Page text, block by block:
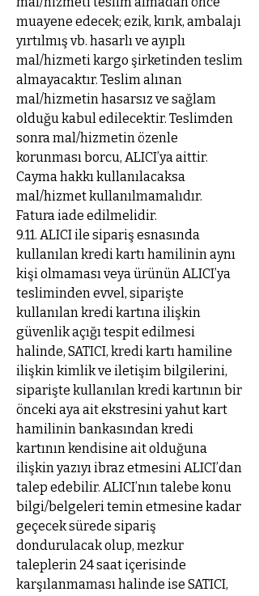
muayene edecek; ezik, kırık, ambalajı
yırtılmış vb. hasarlı ve ayıplı
mal/hizmeti kargo şirketinden teslim
almayacaktır. Teslim alınan
mal/hizmetin hasarsız ve sağlam
olduğu kabul edilecektir. Teslimden
sonra mal/hizmetin özenle
korunması borcu, ALICI’ya aittir.
Cayma hakkı kullanılacaksa
mal/hizmet kullanılmamalıdır.
Fatura iade edilmelidir.
9.11. ALICI ile sipariş esnasında
kullanılan kredi kartı hamilinin aynı
kişi olmaması veya ürünün ALICI’ya
tesliminden evvel, siparişte
kullanılan kredi kartına ilişkin
güvenlik açığı tespit edilmesi
halinde, SATICI, kredi kartı hamiline
ilişkin kimlik ve iletişim bilgilerini,
siparişte kullanılan kredi kartının bir
önceki aya ait ekstresini yahut kart
hamilinin bankasından kredi
kartının kendisine ait olduğuna
ilişkin yazıyı ibraz etmesini ALICI’dan
talep edebilir. ALICI’nın talebe konu
bilgi/belgeleri temin etmesine kadar
geçecek sürede sipariş
dondurulacak olup, mezkur
taleplerin 24 saat içerisinde
karşılanmaması halinde ise SATICI,